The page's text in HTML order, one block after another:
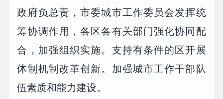
政府负总责，市委城市工作委员会发挥统
筹协调作用，各区各有关部门强化协同配
合，加强组织实施。支持有条件的区开展
体制机制改革创新。加强城市工作干部队
伍素质和能力建设。